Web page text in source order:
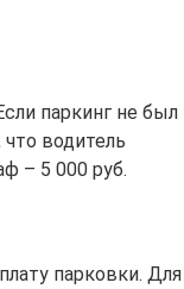
паркинг не был
водитель
– 5 000 руб.
парковки. Для